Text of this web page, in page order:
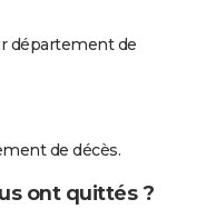
département de
de décès.
ont quittés ?